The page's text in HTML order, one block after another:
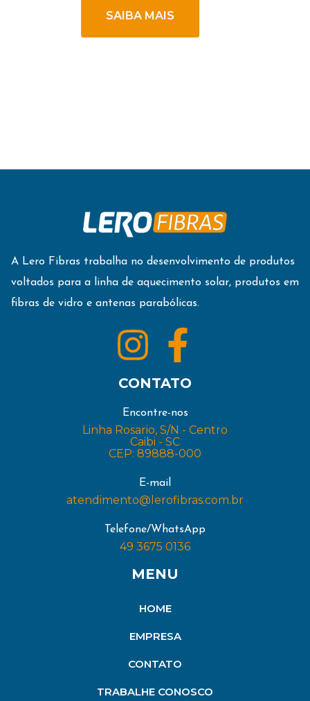
SAIBA MAIS
A Lero Fibras trabalha no desenvolvimento de produtos
voltados para a linha de aquecimento solar, produtos em
fibras de vidro e antenas parabólicas.
CONTATO
Encontre-nos
Linha Rosario, S/N - Centro
Caibi - SC
CEP: 89888-000
E-mail
atendimento@lerofibras.com.br
Telefone/WhatsApp
49 3675 0136
MENU
HOME
EMPRESA
CONTATO
TRABALHE CONOSCO